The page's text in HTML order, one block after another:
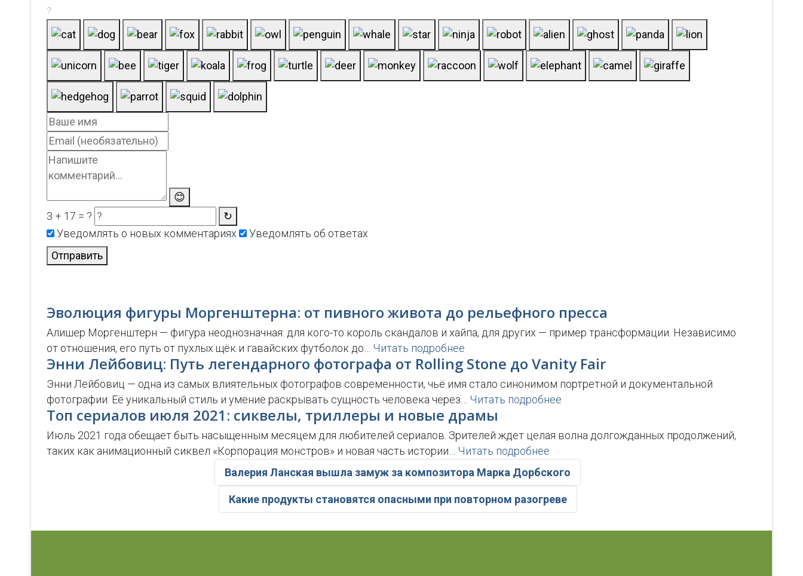
?
😊
3 + 17 = ?
↻
Уведомлять о новых комментариях
Уведомлять об ответах
Отправить
Эволюция фигуры Моргенштерна: от пивного живота до рельефного пресса
Алишер Моргенштерн — фигура неоднозначная: для кого-то король скандалов и хайпа, для других — пример трансформации. Независимо
от отношения, его путь от пухлых щёк и гавайских футболок до… Читать подробнее
Энни Лейбовиц: Путь легендарного фотографа от Rolling Stone до Vanity Fair
Энни Лейбовиц — одна из самых влиятельных фотографов современности, чьё имя стало синонимом портретной и документальной
фотографии. Её уникальный стиль и умение раскрывать сущность человека через… Читать подробнее
Топ сериалов июля 2021: сиквелы, триллеры и новые драмы
Июль 2021 года обещает быть насыщенным месяцем для любителей сериалов. Зрителей ждет целая волна долгожданных продолжений,
таких как анимационный сиквел «Корпорация монстров» и новая часть истории… Читать подробнее
Валерия Ланская вышла замуж за композитора Марка Дорбского
Какие продукты становятся опасными при повторном разогреве